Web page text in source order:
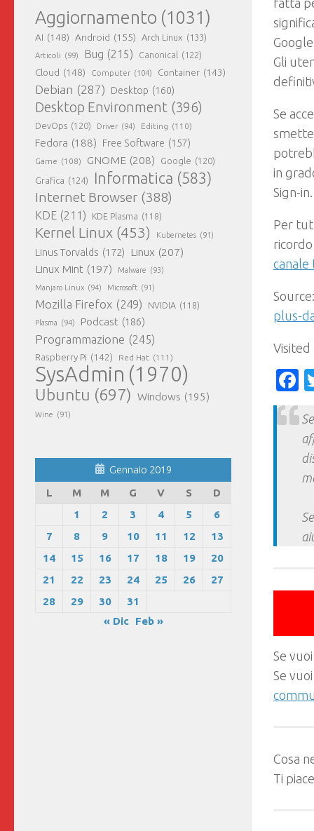
fatta
Gli
Se
in
Sign-
Per
plus-
Visited
Se
Se
Cosa
Ti
Aggiornamento (1031)
AI (148) Android (155) Arch Linux (133)
Articoli (99) Bug (215) Canonical (122)
Cloud (148) Computer (104) Container (143)
Debian (287) Desktop (160)
Desktop Environment (396)
DevOps (120) Driver (94) Editing (110)
Fedora (188) Free Software (157)
Game (108) GNOME (208) Google (120)
Grafica (124) Informatica (583)
Internet Browser (388)
KDE (211) KDE Plasma (118)
Kernel Linux (453) Kubernetes (91)
Linus Torvalds (172) Linux (207)
Linux Mint (197) Malware (93)
Manjaro Linux (94) Microsoft (91)
Mozilla Firefox (249) NVIDIA (118)
Plasma (94) Podcast (186)
Programmazione (245)
Raspberry Pi (142) Red Hat (111)
SysAdmin (1970)
Ubuntu (697) Windows (195)
Wine (91)
Gennaio 2019
L
M M G V S
D
1
2 3 4 5
6
7
8 9 10 11 12
13
14
15 16 17 18 19
20
21
22 23 24 25 26
27
28
29 30
31
« Dic
Feb »